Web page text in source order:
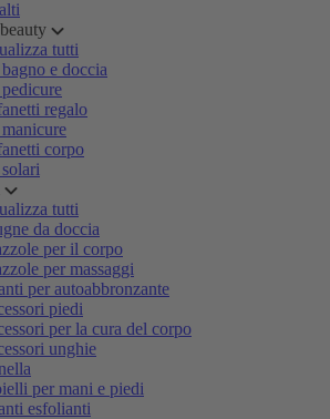
tutti
bagno e doccia
pedicure
regalo
manicure
corpo
tutti
da doccia
per il corpo
per massaggi
per autoabbronzante
piedi
per la cura del corpo
unghie
per mani e piedi
esfolianti